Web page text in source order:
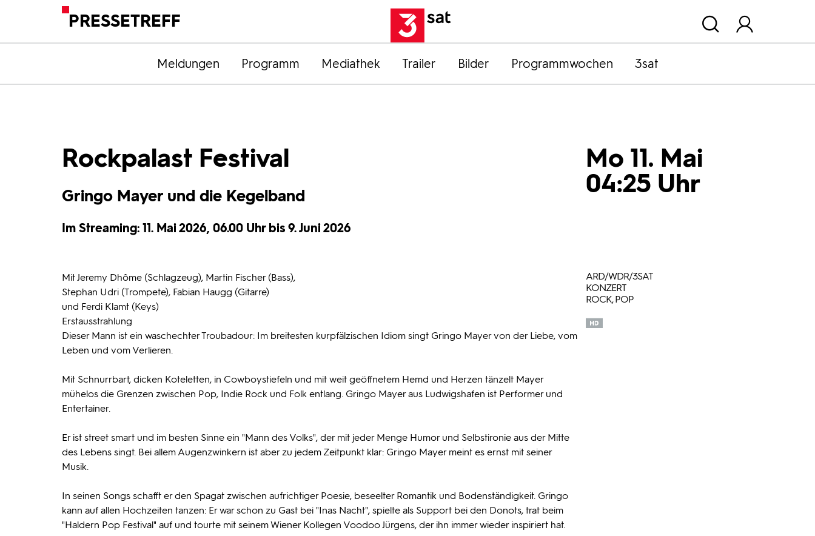
PRESSETREFF
Meldungen Programm Mediathek Trailer Bilder Programmwochen 3sat
Rockpalast Festival
Gringo Mayer und die Kegelband
Im Streaming: 11. Mai 2026, 06.00 Uhr bis 9. Juni 2026
Mo 11. Mai
04:25 Uhr
Mit Jeremy Dhôme (Schlagzeug), Martin Fischer (Bass),
Stephan Udri (Trompete), Fabian Haugg (Gitarre)
und Ferdi Klamt (Keys)
Erstausstrahlung
Dieser Mann ist ein waschechter Troubadour: Im breitesten kurpfälzischen Idiom singt Gringo Mayer von der Liebe, vom
Leben und vom Verlieren.
Mit Schnurrbart, dicken Koteletten, in Cowboystiefeln und mit weit geöffnetem Hemd und Herzen tänzelt Mayer
mühelos die Grenzen zwischen Pop, Indie Rock und Folk entlang. Gringo Mayer aus Ludwigshafen ist Performer und
Entertainer.
Er ist street smart und im besten Sinne ein "Mann des Volks", der mit jeder Menge Humor und Selbstironie aus der Mitte
des Lebens singt. Bei allem Augenzwinkern ist aber zu jedem Zeitpunkt klar: Gringo Mayer meint es ernst mit seiner
Musik.
In seinen Songs schafft er den Spagat zwischen aufrichtiger Poesie, beseelter Romantik und Bodenständigkeit. Gringo
kann auf allen Hochzeiten tanzen: Er war schon zu Gast bei "Inas Nacht", spielte als Support bei den Donots, trat beim
"Haldern Pop Festival" auf und tourte mit seinem Wiener Kollegen Voodoo Jürgens, der ihn immer wieder inspiriert hat.
ARD/WDR/3SAT
KONZERT
ROCK, POP